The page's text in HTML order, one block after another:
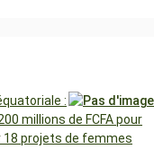
:
millions de FCFA pour
18 projets de femmes